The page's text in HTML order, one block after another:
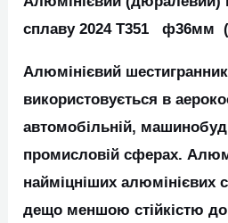
сплаву 2024 Т351 ф36мм
Алюмінієвий
використовується в
автомобільній,
промисловій сферах.
найміцніших алюмінієвих
дещо меншою стійкістю до